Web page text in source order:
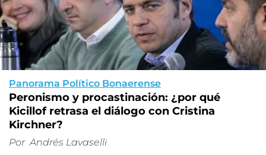
Panorama Político Bonaerense
Peronismo y procastinación: ¿por qué
Kicillof retrasa el diálogo con Cristina
Kirchner?
Por Andrés Lavaselli